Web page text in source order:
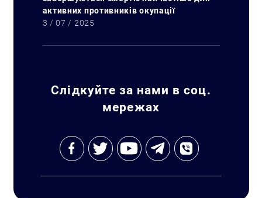
активних противників окупації
3 / 07 / 2025
Слідкуйте за нами в соц.
мережах